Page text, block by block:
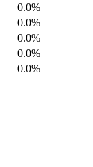
0.0%
0.0%
0.0%
0.0%
0.0%